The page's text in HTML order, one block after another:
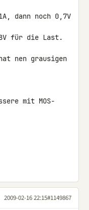
dann noch 0,7V
für die Last.
nen grausigen
mit MOS-
2009-02-16 22:15#1149867